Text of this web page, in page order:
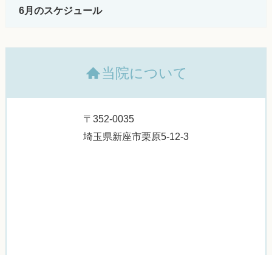
6月のスケジュール
当院について
〒352-0035
埼玉県新座市栗原5-12-3